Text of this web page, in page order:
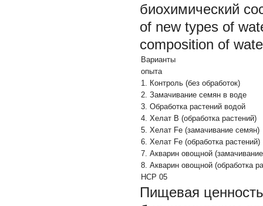
биохимический
of new types of
composition of
Варианты
опыта
1. Контроль (без обработок)
2. Замачивание семян в воде
3. Обработка растений водой
4. Хелат В (обработка растений)
5. Хелат Fe (замачивание семян)
6. Хелат Fe (обработка растений)
7. Акварин овощной
8. Акварин овощной (обработка
НСР 05
Пищевая